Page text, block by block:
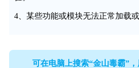
4、某些功能或模块无法正常加载或
可在电脑上搜索“金山毒霸”